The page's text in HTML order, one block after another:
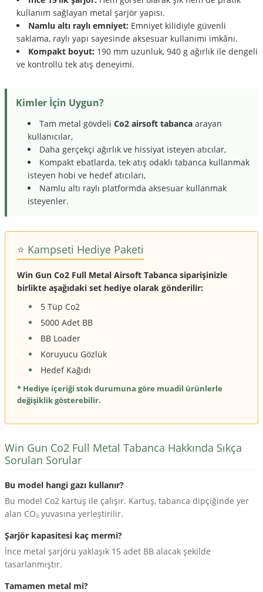
kullanım sağlayan metal şarjör yapısı.
Namlu altı raylı emniyet: Emniyet kilidiyle güvenli
saklama, raylı yapı sayesinde aksesuar kullanımı imkânı.
Kompakt boyut: 190 mm uzunluk, 940 g ağırlık ile dengeli
ve kontrollü tek atış deneyimi.
Kimler İçin Uygun?
Tam metal gövdeli Co2 airsoft tabanca arayan
kullanıcılar,
Daha gerçekçi ağırlık ve hissiyat isteyen atıcılar,
Kompakt ebatlarda, tek atış odaklı tabanca kullanmak
isteyen hobi ve hedef atıcıları,
Namlu altı raylı platformda aksesuar kullanmak
isteyenler.
⭐️ Kampseti Hediye Paketi
Win Gun Co2 Full Metal Airsoft Tabanca siparişinizle
birlikte aşağıdaki set hediye olarak gönderilir:
5 Tüp Co2
5000 Adet BB
BB Loader
Koruyucu Gözlük
Hedef Kağıdı
* Hediye içeriği stok durumuna göre muadil ürünlerle
değişiklik gösterebilir.
Win Gun Co2 Full Metal Tabanca Hakkında Sıkça
Sorulan Sorular
Bu model hangi gazı kullanır?
Bu model Co2 kartuş ile çalışır. Kartuş, tabanca dipçiğinde yer
alan CO₂ yuvasına yerleştirilir.
Şarjör kapasitesi kaç mermi?
İnce metal şarjörü yaklaşık 15 adet BB alacak şekilde
tasarlanmıştır.
Tamamen metal mi?